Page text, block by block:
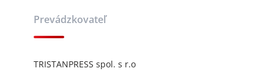
Prevádzkovateľ
TRISTANPRESS spol. s r.o